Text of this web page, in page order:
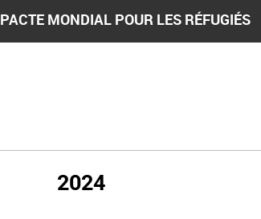
PACTE MONDIAL POUR LES RÉFUGIÉS
2024